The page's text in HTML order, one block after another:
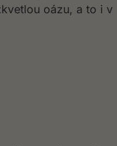
oázu, a to i v